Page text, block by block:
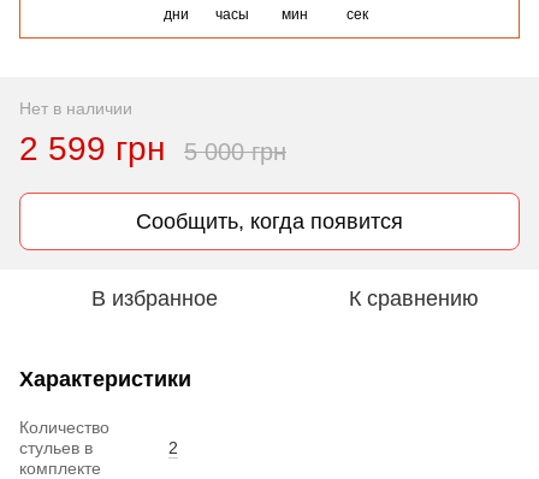
дни часы мин сек
Нет в наличии
2 599 грн 5 000 грн
Сообщить, когда появится
В избранное К сравнению
Характеристики
Количество
стульев в
комплекте
2